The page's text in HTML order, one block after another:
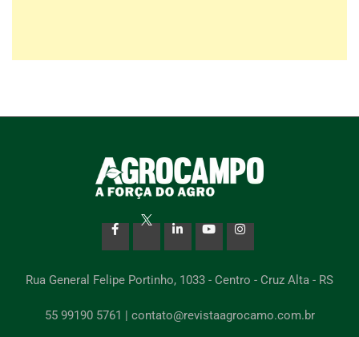
Rua General Felipe Portinho, 1033 - Centro - Cruz Alta - RS
55 99190 5761 | contato@revistaagrocamo.com.br